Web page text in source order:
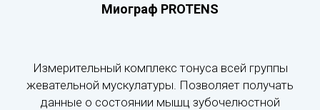
Миограф PROTENS
Измерительный комплекс тонуса всей группы
жевательной мускулатуры. Позволяет получать
данные о состоянии мышц зубочелюстной